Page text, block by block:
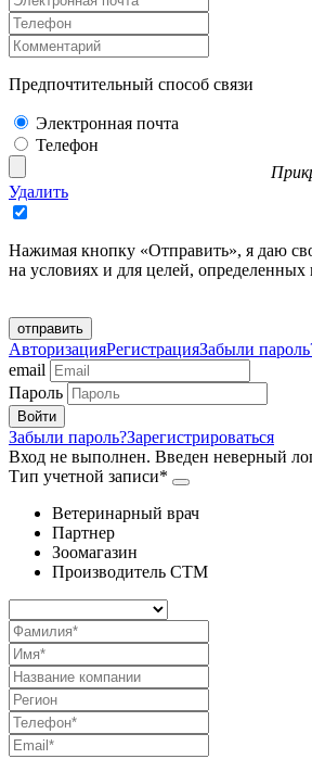
Предпочтительный способ связи
Электронная почта
Телефон
Удалить
Нажимая кнопку «Отправить», я даю
на условиях и для целей, определенных
отправить
АвторизацияРегистрацияЗабыли
email
Пароль
Забыли пароль?Зарегистрироваться
Вход не выполнен. Введен неверный
Тип учетной записи*
Ветеринарный врач
Партнер
Зоомагазин
Производитель СТМ